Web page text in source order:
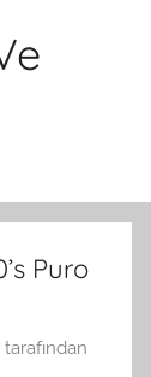
Puro
tarafından